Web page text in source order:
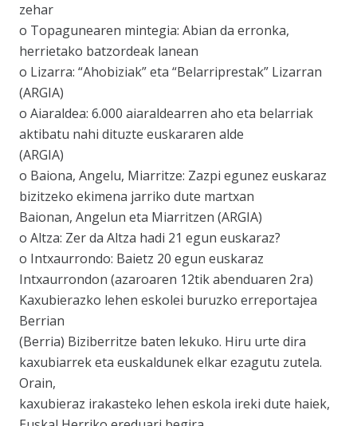
zehar
o Topagunearen mintegia: Abian da erronka,
herrietako batzordeak lanean
o Lizarra: “Ahobiziak” eta “Belarriprestak” Lizarran
(ARGIA)
o Aiaraldea: 6.000 aiaraldearren aho eta belarriak
aktibatu nahi dituzte euskararen alde
(ARGIA)
o Baiona, Angelu, Miarritze: Zazpi egunez euskaraz
bizitzeko ekimena jarriko dute martxan
Baionan, Angelun eta Miarritzen (ARGIA)
o Altza: Zer da Altza hadi 21 egun euskaraz?
o Intxaurrondo: Baietz 20 egun euskaraz
Intxaurrondon (azaroaren 12tik abenduaren 2ra)
Kaxubierazko lehen eskolei buruzko erreportajea
Berrian
(Berria) Biziberritze baten lekuko. Hiru urte dira
kaxubiarrek eta euskaldunek elkar ezagutu zutela.
Orain,
kaxubieraz irakasteko lehen eskola ireki dute haiek,